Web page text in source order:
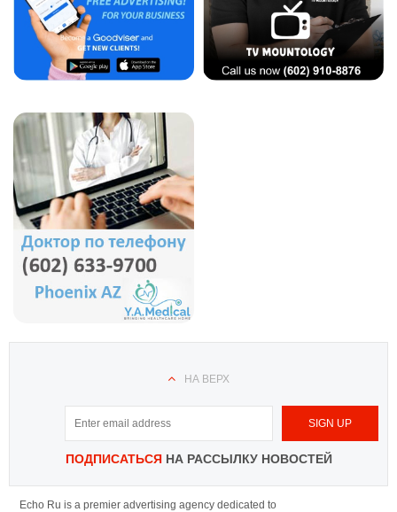
НА ВЕРХ
ПОДПИСАТЬСЯНА РАССЫЛКУ НОВОСТЕЙ
Echo Ru is a premier advertising agency dedicated to